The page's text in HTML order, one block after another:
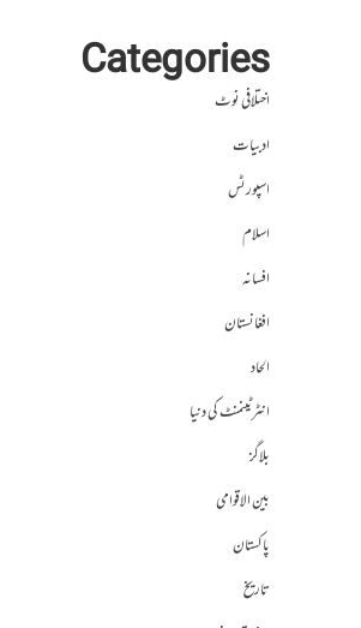
Categories
اختلافی نوٹ
ادبیات
اسپورٹس
اسلام
افسانہ
افغانستان
الحاد
انٹرٹینمنٹ کی دنیا
بلاگز
بین الاقوامی
پاکستان
تاریخ